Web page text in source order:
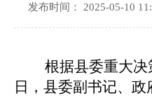
发布时间： 2025-05-10
根据县委重大决
日，县委副书记、政